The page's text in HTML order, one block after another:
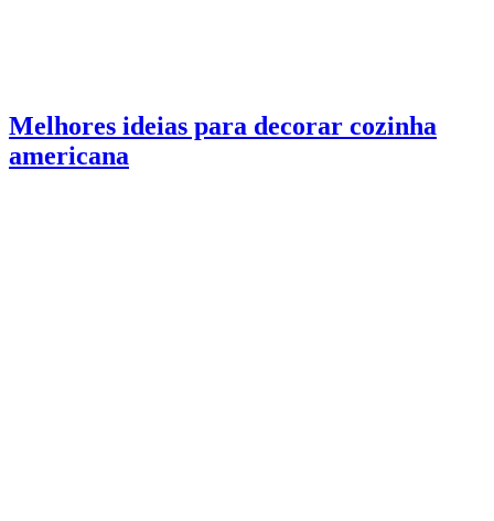
Melhores ideias para decorar cozinha
americana